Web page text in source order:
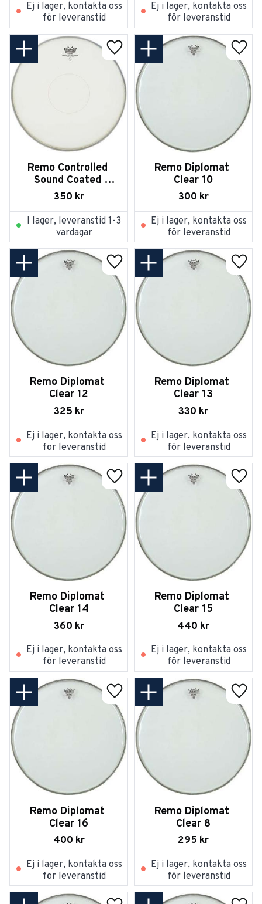
Ej i lager, kontakta oss
för leveranstid
Ej i lager, kontakta oss
för leveranstid
Remo Controlled
Sound Coated
Black Dot on
350 kr
Lägg till i favoriter
I lager, leveranstid 1-3
vardagar
Remo Diplomat
Clear 10
300 kr
Ej i lager, kontakta oss
för leveranstid
Remo Diplomat
Clear 12
325 kr
Lägg till i favoriter
Ej i lager, kontakta oss
för leveranstid
Remo Diplomat
Clear 13
330 kr
Ej i lager, kontakta oss
för leveranstid
Remo Diplomat
Clear 14
360 kr
Lägg till i favoriter
Ej i lager, kontakta oss
för leveranstid
Remo Diplomat
Clear 15
440 kr
Ej i lager, kontakta oss
för leveranstid
Remo Diplomat
Clear 16
400 kr
Lägg till i favoriter
Ej i lager, kontakta oss
för leveranstid
Remo Diplomat
Clear 8
295 kr
Ej i lager, kontakta oss
för leveranstid